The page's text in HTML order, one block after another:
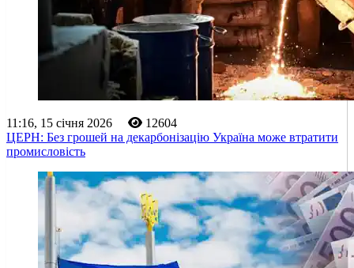
11:16, 15 січня 2026
12604
ЦЕРН: Без грошей на декарбонізацію Україна може втратити
промисловість